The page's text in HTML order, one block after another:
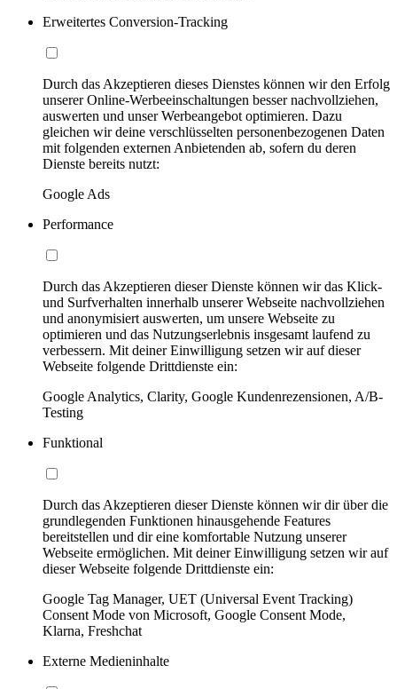
Erweitertes Conversion-Tracking
Durch das Akzeptieren dieses Dienstes können wir den Erfolg
unserer Online-Werbeeinschaltungen besser nachvollziehen,
auswerten und unser Werbeangebot optimieren. Dazu
gleichen wir deine verschlüsselten personenbezogenen Daten
mit folgenden externen Anbietenden ab, sofern du deren
Dienste bereits nutzt:
Google Ads
Performance
Durch das Akzeptieren dieser Dienste können wir das Klick-
und Surfverhalten innerhalb unserer Webseite nachvollziehen
und anonymisiert auswerten, um unsere Webseite zu
optimieren und das Nutzungserlebnis insgesamt laufend zu
verbessern. Mit deiner Einwilligung setzen wir auf dieser
Webseite folgende Drittdienste ein:
Google Analytics, Clarity, Google Kundenrezensionen, A/B-
Testing
Funktional
Durch das Akzeptieren dieser Dienste können wir dir über die
grundlegenden Funktionen hinausgehende Features
bereitstellen und dir eine komfortable Nutzung unserer
Webseite ermöglichen. Mit deiner Einwilligung setzen wir auf
dieser Webseite folgende Drittdienste ein:
Google Tag Manager, UET (Universal Event Tracking)
Consent Mode von Microsoft, Google Consent Mode,
Klarna, Freshchat
Externe Medieninhalte